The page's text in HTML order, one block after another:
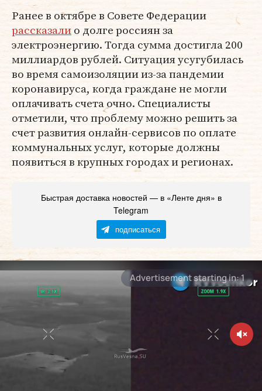
Ранее в октябре в Совете Федерации
рассказалио долге россиян за
электроэнергию. Тогда сумма достигла 200
миллиардов рублей. Ситуация усугубилась
во время самоизоляции из-за пандемии
коронавируса, когда граждане не могли
оплачивать счета очно. Специалисты
отметили, что проблему можно решить за
счет развития онлайн-сервисов по оплате
коммунальных услуг, которые должны
появиться в крупных городах и регионах.
Быстрая доставка новостей — в «Ленте дня» в
Telegram
подписаться